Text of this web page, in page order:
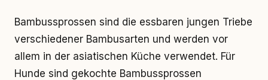
Bambussprossen sind die essbaren jungen Triebe
verschiedener Bambusarten und werden vor
allem in der asiatischen Küche verwendet. Für
Hunde sind gekochte Bambussprossen